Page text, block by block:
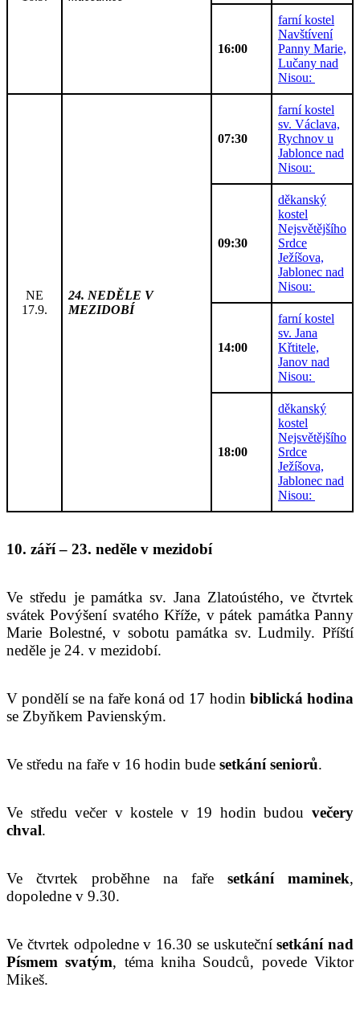
16:00
farní kostel
Navštívení
Panny Marie,
Lučany nad
Nisou:
NE
17.9.
24. NEDĚLE V
MEZIDOBÍ
07:30
farní kostel
sv. Václava,
Rychnov u
Jablonce nad
Nisou:
09:30
děkanský
kostel
Nejsvětějšího
Srdce
Ježíšova,
Jablonec nad
Nisou:
14:00
farní kostel
sv. Jana
Křtitele,
Janov nad
Nisou:
18:00
děkanský
kostel
Nejsvětějšího
Srdce
Ježíšova,
Jablonec nad
Nisou:
10. září – 23. neděle v mezidobí
Ve středu je památka sv. Jana Zlatoústého, ve čtvrtek
svátek Povýšení svatého Kříže, v pátek památka Panny
Marie Bolestné, v sobotu památka sv. Ludmily. Příští
neděle je 24. v mezidobí.
V pondělí se na faře koná od 17 hodin biblická hodina
se Zbyňkem Pavienským.
Ve středu na faře v 16 hodin bude setkání seniorů.
Ve středu večer v kostele v 19 hodin budou večery
chval.
Ve čtvrtek proběhne na faře setkání maminek,
dopoledne v 9.30.
Ve čtvrtek odpoledne v 16.30 se uskutečnísetkání nad
Písmem svatým, téma kniha Soudců, povede Viktor
Mikeš.